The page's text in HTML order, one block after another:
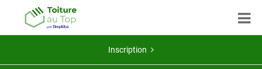
Inscription